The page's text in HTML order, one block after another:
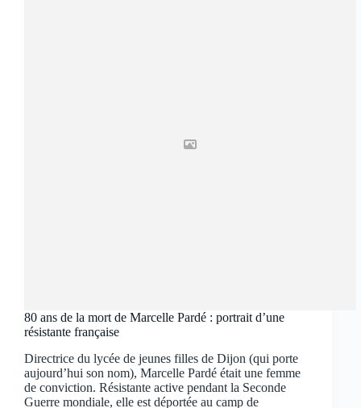
80 ans de la mort de Marcelle Pardé : portrait d’une
résistante française
Directrice du lycée de jeunes filles de Dijon (qui porte
aujourd’hui son nom), Marcelle Pardé était une femme
de conviction. Résistante active pendant la Seconde
Guerre mondiale, elle est déportée au camp de